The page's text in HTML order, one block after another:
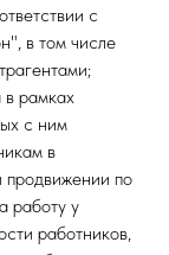
с
в том числе
в рамках
с ним
в
продвижении по
работу у
работников,